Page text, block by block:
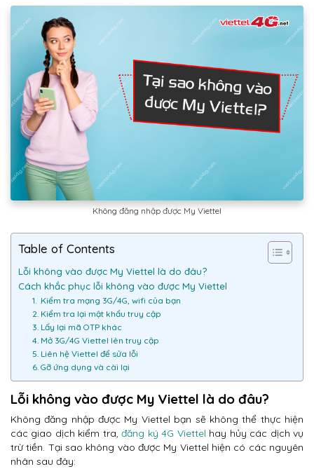
Không đăng nhập được My Viettel
Table of Contents
Lỗi không vào được My Viettel là do đâu?
Cách khắc phục lỗi không vào được My Viettel
1. Kiểm tra mạng 3G/4G, wifi của bạn
2. Kiểm tra lại mật khẩu truy cập
3. Lấy lại mã OTP khác
4. Mở 3G/4G Viettel lên truy cập
5. Liên hệ Viettel để sửa lỗi
6. Gỡ ứng dụng và cài lại
Lỗi không vào được My Viettel là do đâu?
Không đăng nhập được My Viettel bạn sẽ không thể thực hiện
các giao dịch kiểm tra,đăng ký 4G Viettel hay hủy các dịch vụ
trừ tiền. Tại sao không vào được My Viettel hiện có các nguyên
nhân sau đây: